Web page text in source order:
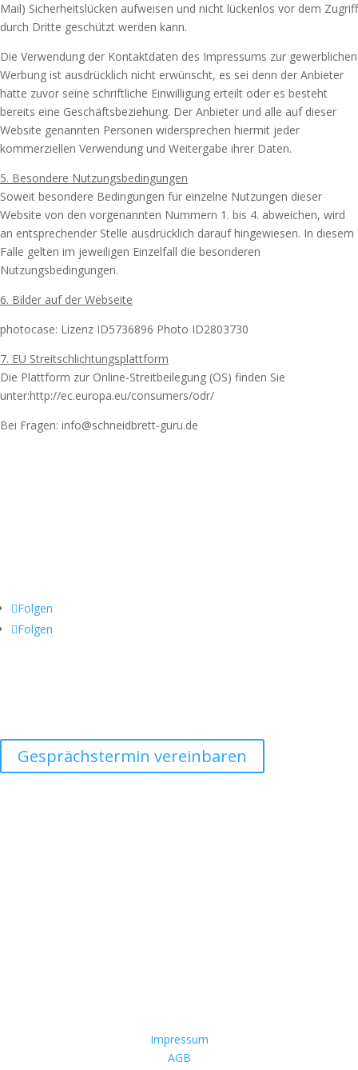
Mail) Sicherheitslücken aufweisen und nicht lückenlos vor dem Zugriff
durch Dritte geschützt werden kann.
Die Verwendung der Kontaktdaten des Impressums zur gewerblichen
Werbung ist ausdrücklich nicht erwünscht, es sei denn der Anbieter
hatte zuvor seine schriftliche Einwilligung erteilt oder es besteht
bereits eine Geschäftsbeziehung. Der Anbieter und alle auf dieser
Website genannten Personen widersprechen hiermit jeder
kommerziellen Verwendung und Weitergabe ihrer Daten.
5. Besondere Nutzungsbedingungen
Soweit besondere Bedingungen für einzelne Nutzungen dieser
Website von den vorgenannten Nummern 1. bis 4. abweichen, wird
an entsprechender Stelle ausdrücklich darauf hingewiesen. In diesem
Falle gelten im jeweiligen Einzelfall die besonderen
Nutzungsbedingungen.
6. Bilder auf der Webseite
photocase: Lizenz ID5736896 Photo ID2803730
7. EU Streitschlichtungsplattform
Die Plattform zur Online-Streitbeilegung (OS) finden Sie
unter:http://ec.europa.eu/consumers/odr/
Bei Fragen: info@schneidbrett-guru.de
Folgen
Folgen
Gesprächstermin vereinbaren
Kontakt
Impressum
AGB